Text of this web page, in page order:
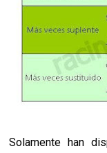
Solamente han